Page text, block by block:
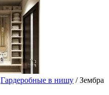
Гардеробные в нишу / Зембра